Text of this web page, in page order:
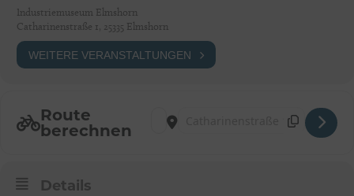
Industriemuseum Elmshorn
Catharinenstraße 1, 25335 Elmshorn
WEITERE VERANSTALTUNGEN
Route
berechnen
Address - Ferienprogramm: Kindheit wie
Destination Address -
Details